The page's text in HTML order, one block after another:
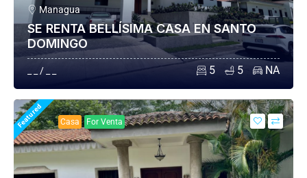
Managua
SE RENTA BELLÍSIMA CASA EN SANTO
DOMINGO
_ _ / _ _ 5 5 NA
Featured Casa For Venta